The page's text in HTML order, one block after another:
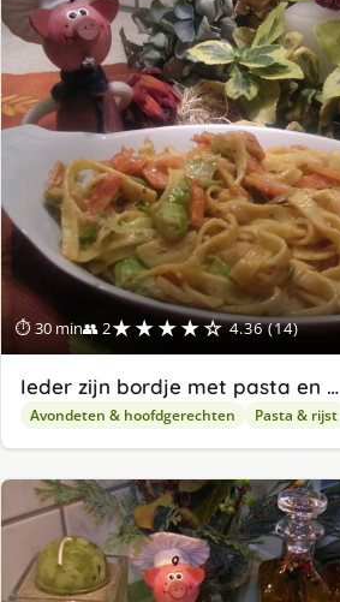
⏱ 30 min👥 2★★★★☆ 4.36 (14)
Ieder zijn bordje met pasta en …
Avondeten & hoofdgerechten Pasta & rijst